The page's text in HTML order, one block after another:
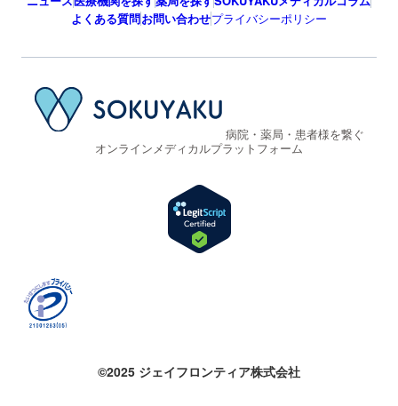
よくある質問お問い合わせプライバシーポリシー
病院・薬局・患者様を繋ぐ
オンラインメディカルプラットフォーム
©2025 ジェイフロンティア株式会社